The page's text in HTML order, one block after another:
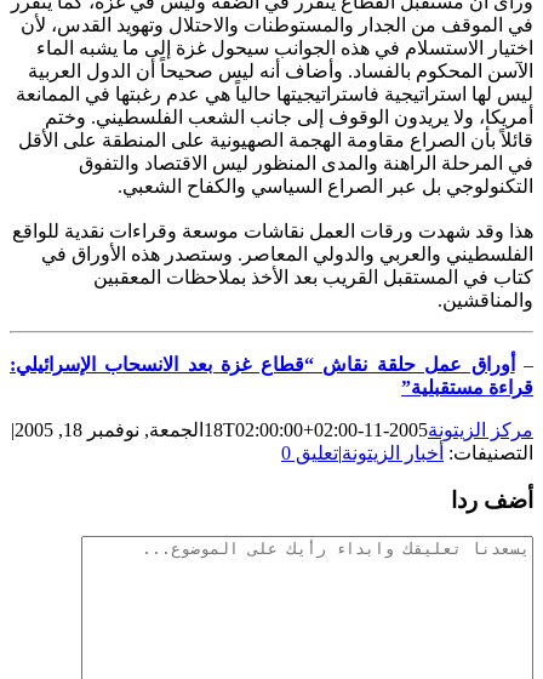
في الموقف من الجدار والمستوطنات والاحتلال وتهويد القدس، لأن
اختيار الاستسلام في هذه الجوانب سيحول غزة إلى ما يشبه الماء
الآسن المحكوم بالفساد. وأضاف أنه ليس صحيحاً أن الدول العربية
ليس لها استراتيجية فاستراتيجيتها حالياً هي عدم رغبتها في الممانعة
أمريكا، ولا يريدون الوقوف إلى جانب الشعب الفلسطيني. وختم
قائلاً بأن الصراع مقاومة الهجمة الصهيونية على المنطقة على الأقل
في المرحلة الراهنة والمدى المنظور ليس الاقتصاد والتفوق
التكنولوجي بل عبر الصراع السياسي والكفاح الشعبي.
هذا وقد شهدت ورقات العمل نقاشات موسعة وقراءات نقدية للواقع
الفلسطيني والعربي والدولي المعاصر. وستصدر هذه الأوراق في
كتاب في المستقبل القريب بعد الأخذ بملاحظات المعقبين
والمناقشين.
–
أوراق عمل حلقة نقاش “قطاع غزة بعد الانسحاب الإسرائيلي:
قراءة مستقبلية”
مركز الزيتونة2005-11-18T02:00:00+02:00 الجمعة, نوفمبر 18, 2005
|
التصنيفات: أخبار الزيتونة|تعليق 0
أضف ردا
تعليقات